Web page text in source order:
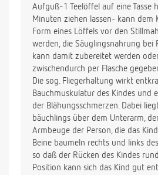
Aufguß-1 Teelöffel auf eine Tasse
Minuten ziehen lassen- kann dem
Form eines Löffels vor den
werden, die Säuglingsnahrung bei
kann damit zubereitet werden
zwischendurch per Flasche
Die sog. Fliegerhaltung wirkt
Bauchmuskulatur des Kindes und
der Blähungsschmerzen. Dabei
bäuchlings über dem Unterarm,
Armbeuge der Person, die das
Beine baumeln rechts und links
so daß der Rücken des Kindes
Position kann sich das Kind gut